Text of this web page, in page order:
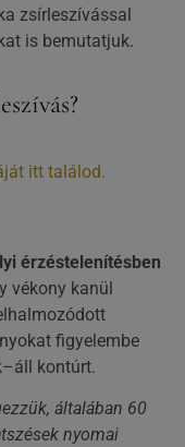
zsírleszívással
is bemutatjuk.
itt találod.
érzéstelenítésben
vékony kanül
figyelembe
kontúrt.
általában 60
nyomai